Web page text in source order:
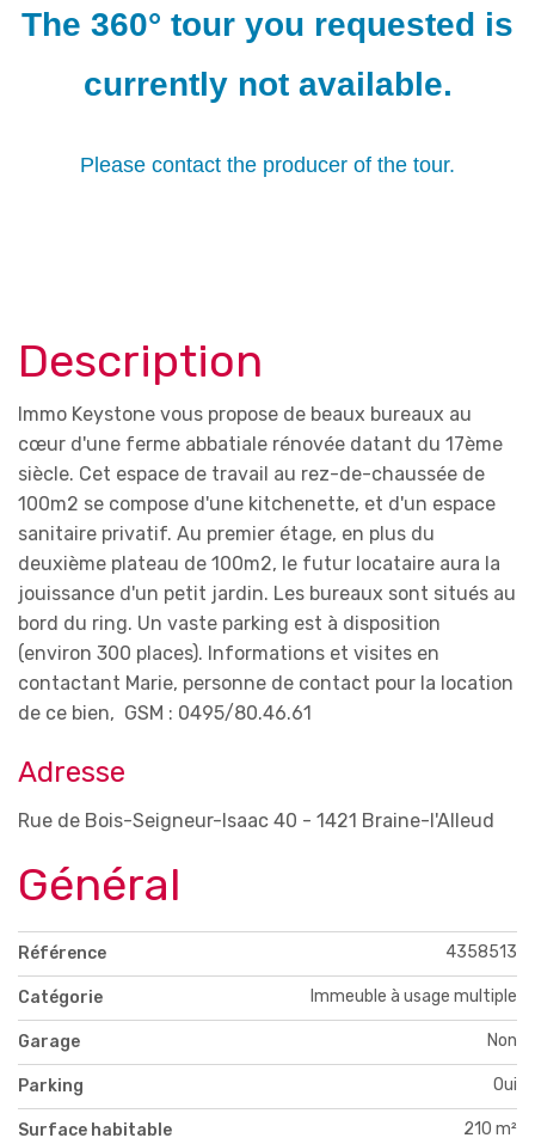
Description
Immo Keystone vous propose de beaux bureaux au
cœur d'une ferme abbatiale rénovée datant du 17ème
siècle. Cet espace de travail au rez-de-chaussée de
100m2 se compose d'une kitchenette, et d'un espace
sanitaire privatif. Au premier étage, en plus du
deuxième plateau de 100m2, le futur locataire aura la
jouissance d'un petit jardin. Les bureaux sont situés au
bord du ring. Un vaste parking est à disposition
(environ 300 places). Informations et visites en
contactant Marie, personne de contact pour la location
de ce bien, GSM : 0495/80.46.61
Adresse
Rue de Bois-Seigneur-Isaac 40 - 1421 Braine-l'Alleud
Général
Référence 4358513
Catégorie Immeuble à usage multiple
Garage Non
Parking Oui
Surface habitable 210 m²